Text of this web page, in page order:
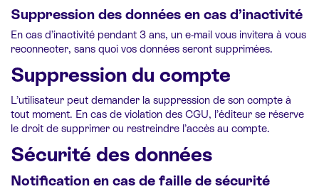
Suppression des données en cas d’inactivité
En cas d’inactivité pendant 3 ans, un e-mail vous invitera à vous
reconnecter, sans quoi vos données seront supprimées.
Suppression du compte
L’utilisateur peut demander la suppression de son compte à
tout moment. En cas de violation des CGU, l’éditeur se réserve
le droit de supprimer ou restreindre l’accès au compte.
Sécurité des données
Notification en cas de faille de sécurité